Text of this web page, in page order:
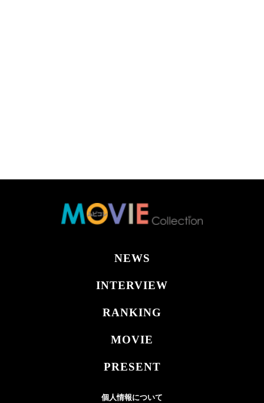
NEWS
INTERVIEW
RANKING
MOVIE
PRESENT
個人情報について